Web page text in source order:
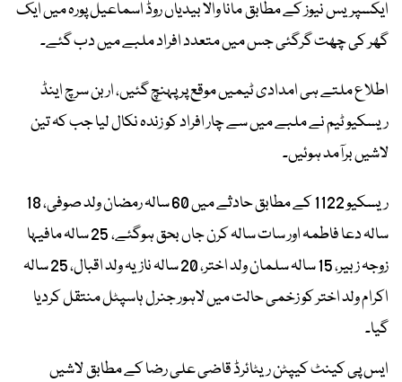
ایکسپریس نیوز کے مطابق مانا والا بیدیاں روڈ اسماعیل پورہ میں ایک
گھر کی چھت گرگئی جس میں متعدد افراد ملبے میں دب گئے۔
اطلاع ملتے ہی امدادی ٹیمیں موقع پر پہنچ گئیں، اربن سرچ اینڈ
ریسکیو ٹیم نے ملبے میں سے چار افراد کو زندہ نکال لیا جب کہ تین
لاشیں برآمد ہوئیں۔
ریسکیو 1122 کے مطابق حادثے میں 60 سالہ رمضان ولد صوفی، 18
سالہ دعا فاطمہ اور سات سالہ کرن جاں بحق ہوگئے، 25 سالہ مافیہا
زوجہ زبیر، 15 سالہ سلمان ولد اختر، 20 سالہ نازیہ ولد اقبال، 25 سالہ
اکرام ولد اختر کو زخمی حالت میں لاہور جنرل ہاسپٹل منتقل کردیا
گیا۔
ایس پی کینٹ کیپٹن ریٹائرڈ قاضی علی رضا کے مطابق لاشیں